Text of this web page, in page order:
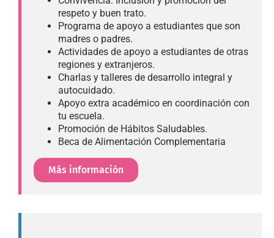
respeto y buen trato.
Programa de apoyo a estudiantes que son
madres o padres.
Actividades de apoyo a estudiantes de otras
regiones y extranjeros.
Charlas y talleres de desarrollo integral y
autocuidado.
Apoyo extra académico en coordinación con
tu escuela.
Promoción de Hábitos Saludables.
Beca de Alimentación Complementaria
Más información